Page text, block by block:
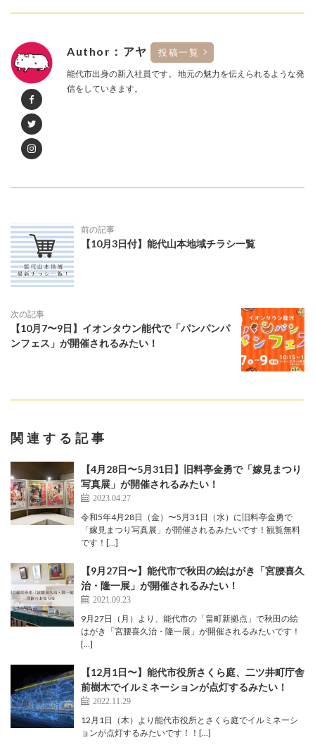
Author：アヤ 投稿一覧
能代市出身の新入社員です。 地元の魅力を伝えられるような発
信をしていきます。
前の記事
【10月3日付】能代山本地域チラシ一覧
次の記事
【10月7〜9日】イオンタウン能代で「パンパンパ
ンフェス」が開催されるみたい！
関連する記事
【4月28日〜5月31日】旧料亭金勇で「嫁見まつり
写真展」が開催されるみたい！
2023.04.27
令和5年4月28日（金）〜5月31日（水）に旧料亭金勇で
「嫁見まつり写真展」が開催されるみたいです！観覧無料
です！[…]
【9月27日〜】能代市で秋田の絵はがき「宮腰喜久
治・隆一展」が開催されるみたい！
2021.09.23
9月27日（月）より、能代市の「畠町新拠点」で秋田の絵
はがき「宮腰喜久治・隆一展」が開催されるみたいです！
[…]
【12月1日〜】能代市役所さくら庭、二ツ井町庁舎
前樹木でイルミネーションが点灯するみたい！
2022.11.29
12月1日（木）より能代市役所とさくら庭でイルミネーシ
ョンが点灯するみたいです！！[…]